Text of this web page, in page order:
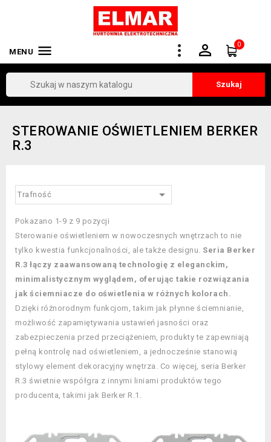
MENU  0

Szukaj
STEROWANIE OŚWIETLENIEM BERKER
R.3
Trafność 
Pokazano 1-9 z 9 pozycji
Sterowanie oświetleniem w nowoczesnych wnętrzach to nie
tylko kwestia funkcjonalności, ale także designu. Seria Berker
R.3 łączy zaawansowaną technologię z eleganckim,
minimalistycznym wyglądem, oferując takie rozwiązania
jak ściemniacze do oświetlenia w różnych kolorach.
Dzięki różnorodnym funkcjom, takim jak płynne ściemnianie,
możliwość zapamiętywania ustawień jasności oraz
zabezpieczenia przed przeciążeniem, produkty te zapewniają
pełną kontrolę nad oświetleniem, a jednocześnie stanowią
stylowy element dekoracyjny wnętrza. Co więcej, seria Berker
R.3 świetnie współgra z innymi liniami produktów tego
producenta, takimi jak Berker R.1.